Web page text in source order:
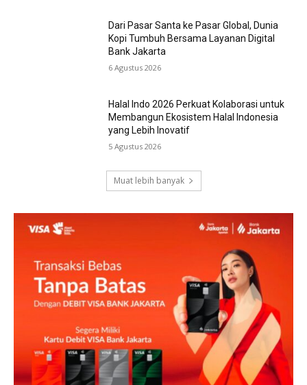
Dari Pasar Santa ke Pasar Global, Dunia
Kopi Tumbuh Bersama Layanan Digital
Bank Jakarta
6 Agustus 2026
Halal Indo 2026 Perkuat Kolaborasi untuk
Membangun Ekosistem Halal Indonesia
yang Lebih Inovatif
5 Agustus 2026
Muat lebih banyak